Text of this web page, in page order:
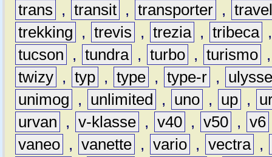
trans
, transit , transporter ,
trekking
, trevis , trezia , tribeca
tucson
, tundra , turbo , turismo
twizy , typ , type , type-r ,
unimog
, unlimited , uno , up ,
urvan
, v-klasse , v40 , v50 , v6
vaneo , vanette , vario , vectra ,